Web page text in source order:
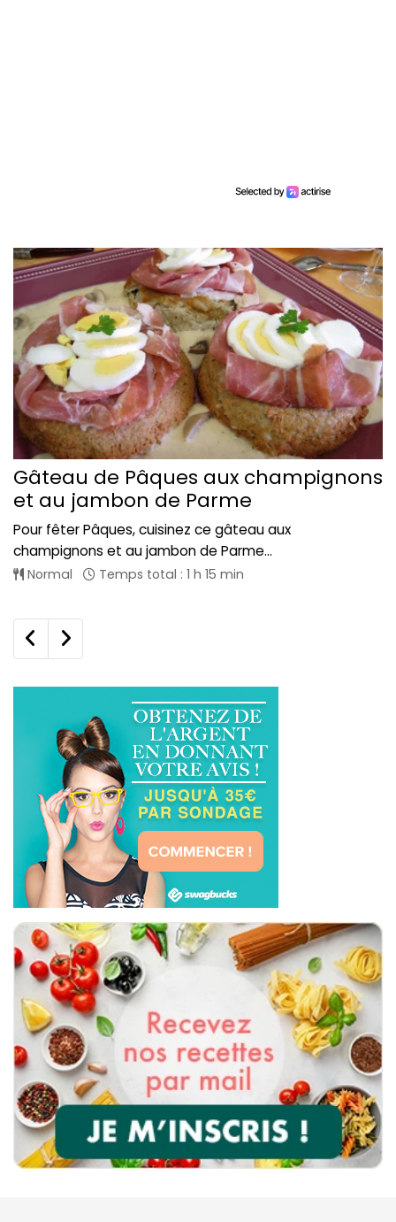
Gâteau de Pâques aux champignons
et au jambon de Parme
Pour fêter Pâques, cuisinez ce gâteau aux
champignons et au jambon de Parme...
Normal Temps total : 1 h 15 min